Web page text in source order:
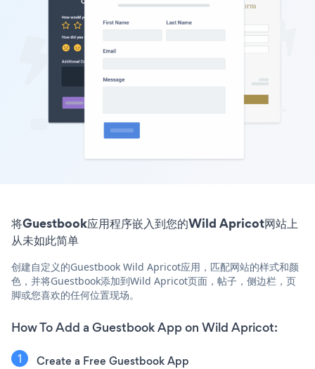
将Guestbook应用程序嵌入到您的Wild Apricot网站上
从未如此简单
创建自定义的Guestbook Wild Apricot应用，匹配网站的样式和颜
色，并将Guestbook添加到Wild Apricot页面，帖子，侧边栏，页
脚或您喜欢的任何位置现场。
How To Add a Guestbook App on Wild Apricot:
Create a Free Guestbook App